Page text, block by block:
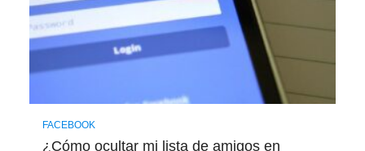
FACEBOOK
¿Cómo ocultar mi lista de amigos en